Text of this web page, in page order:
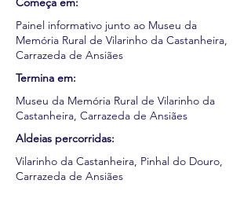
Painel informativo junto ao Museu da
Memória Rural de Vilarinho da Castanheira,
Carrazeda de Ansiães
Termina em:
Museu da Memória Rural de Vilarinho da
Castanheira, Carrazeda de Ansiães
Aldeias percorridas:
Vilarinho da Castanheira, Pinhal do Douro,
Carrazeda de Ansiães